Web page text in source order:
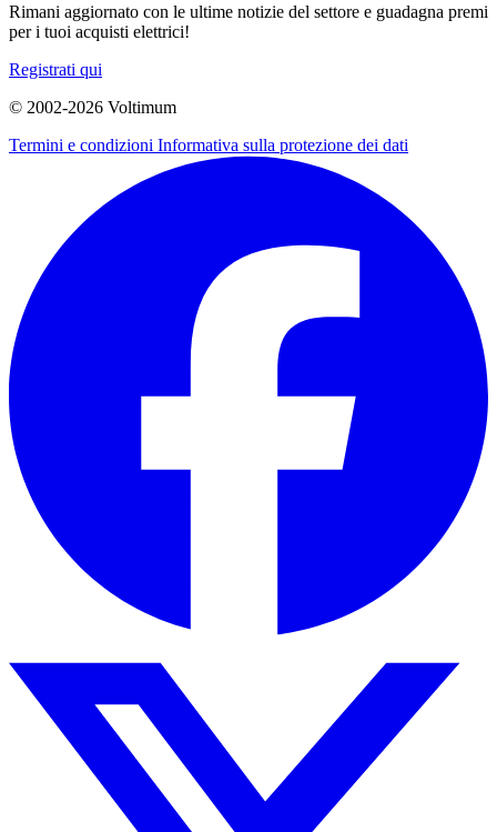
Rimani aggiornato con le ultime notizie del settore e guadagna premi
per i tuoi acquisti elettrici!
Registrati qui
© 2002-2026 Voltimum
Termini e condizioni Informativa sulla protezione dei dati